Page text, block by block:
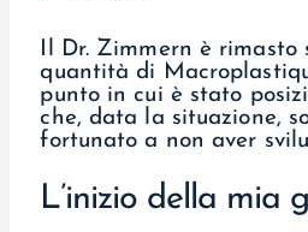
Il Dr. Zimmern è rimasto
quantità di
punto in cui è stato
che, data la situazione,
fortunato a non aver
L’inizio della mia